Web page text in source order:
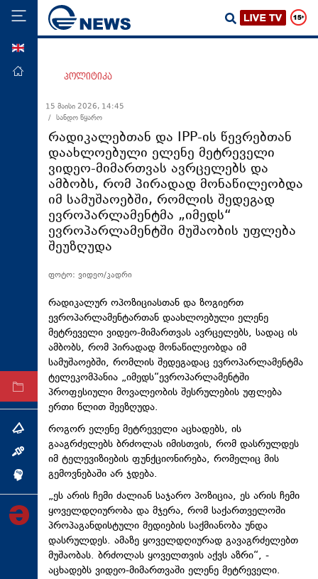
მთავარი
ეკონომიკა
მსოფლიო
ჯანდაცვა
საზოგადოება
სამართალი
თავდაცვა
სპორტი
ტექნოლოგიები
არქივი
თემა
ინტერვიუ
ინქვიზიცია
პოლიტიკა
15 მაისი 2026, 14:45
/ სანდო წყარო
რადიკალებთან და IPP-ის წევრებთან
დაახლოებული ელენე მეტრეველი
ვიდეო-მიმართვას ავრცელებს და
ამბობს, რომ პირადად მონაწილეობდა
იმ სამუშაოებში, რომლის შედეგად
ევროპარლამენტმა „იმედს“
ევროპარლამენტში მუშაობის უფლება
შეუზღუდა
ფოტო: ვიდეო/კადრი
რადიკალურ ოპოზიციასთან და ზოგიერთ
ევროპარლამენტართან დაახლოებული ელენე
მეტრეველი ვიდეო-მიმართვას ავრცელებს, სადაც ის
ამბობს, რომ პირადად მონაწილეობდა იმ
სამუშაოებში, რომლის შედეგადაც ევროპარლამენტმა
ტელეკომპანია „იმედს“ევროპარლამენტში
პროფესიული მოვალეობის შესრულების უფლება
ერთი წლით შეეზღუდა.
როგორ ელენე მეტრეველი აცხადებს, ის
გააგრძელებს ბრძოლას იმისთვის, რომ დასრულდეს
იმ ტელევიზიების ფუნქციონირება, რომელიც მის
გემოვნებაში არ ჯდება.
„ეს არის ჩემი ძალიან საჯარო პოზიცია, ეს არის ჩემი
ყოველდღიურობა და მჯერა, რომ საქართველოში
პროპაგანდისტული მედიების საქმიანობა უნდა
დასრულდეს. ამაზე ყოველდღიურად გავაგრძელებთ
მუშაობას. ბრძოლას ყოველთვის აქვს აზრი“, -
აცხადებს ვიდეო-მიმართვაში ელენე მეტრეველი.